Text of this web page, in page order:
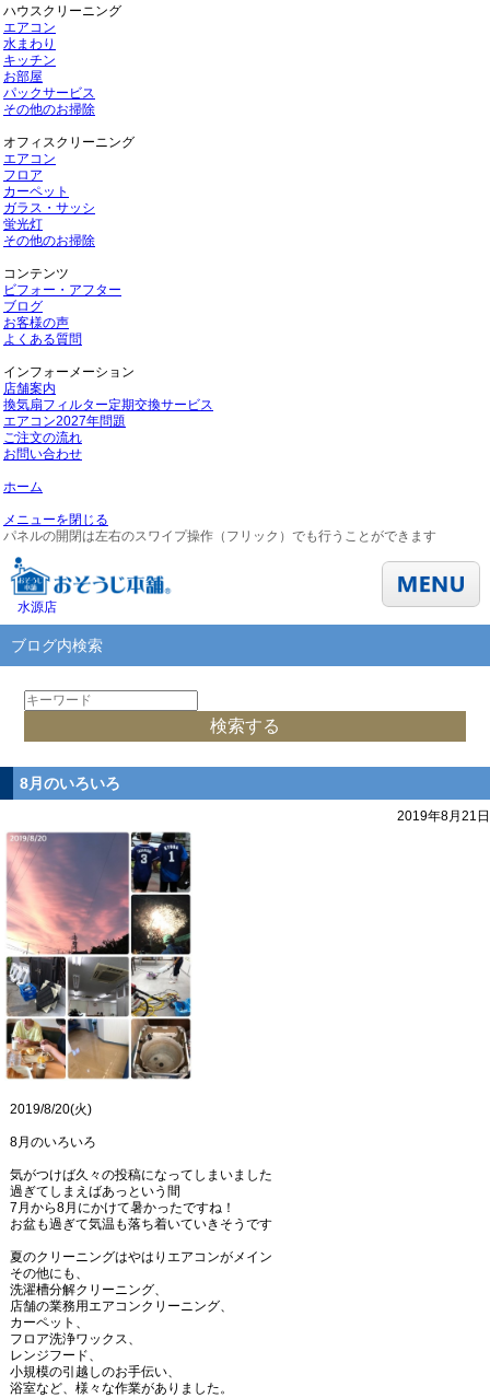
ハウスクリーニング
エアコン
水まわり
キッチン
お部屋
パックサービス
その他のお掃除
オフィスクリーニング
エアコン
フロア
カーペット
ガラス・サッシ
蛍光灯
その他のお掃除
コンテンツ
ビフォー・アフター
ブログ
お客様の声
よくある質問
インフォーメーション
店舗案内
換気扇フィルター定期交換サービス
エアコン2027年問題
ご注文の流れ
お問い合わせ
ホーム
メニューを閉じる
パネルの開閉は左右のスワイプ操作（フリック）でも行うことができます
水源店
ブログ内検索
8月のいろいろ
2019年8月21日
2019/8/20(火)
8月のいろいろ
気がつけば久々の投稿になってしまいました
過ぎてしまえばあっという間
7月から8月にかけて暑かったですね！
お盆も過ぎて気温も落ち着いていきそうです
夏のクリーニングはやはりエアコンがメイン
その他にも、
洗濯槽分解クリーニング、
店舗の業務用エアコンクリーニング、
カーペット、
フロア洗浄ワックス、
レンジフード、
小規模の引越しのお手伝い、
浴室など、様々な作業がありました。